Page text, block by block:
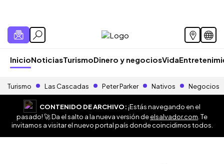
InicioNoticiasTurismoDinero y negociosVida
Turismo Las Cascadas Peter Parker Nativos Negocios
CONTENIDO DE ARCHIVO:¡Estás navegando en el
pasado! 🚀 Da el salto a la nueva versión deelsalvador.com . Te
invitamos a visitar el nuevo portal país donde coincidimos todos.